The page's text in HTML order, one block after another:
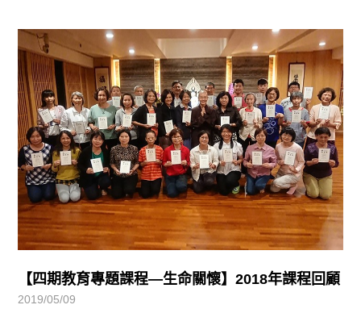
【四期教育專題課程—生命關懷】2018年課程回顧
2019/05/09
學習分享